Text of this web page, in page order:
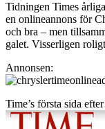
Tidningen Times
en onlineannons för
och bra – men
galet. Visserligen
Annonsen:
Time’s första sida